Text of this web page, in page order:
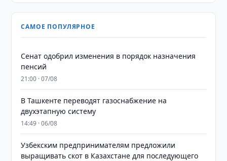
САМОЕ ПОПУЛЯРНОЕ
Сенат одобрил изменения в порядок назначения
пенсий
21:00 · 07/08
В Ташкенте переводят газоснабжение на
двухэтапную систему
14:49 · 06/08
Узбекским предпринимателям предложили
выращивать скот в Казахстане для последующего